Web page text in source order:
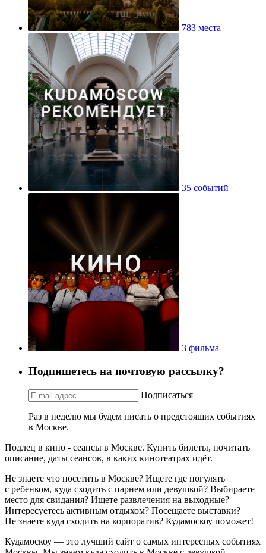
783 места
35 событий
3 фильма
Подпишетесь на почтовую рассылку?
Подписаться
Раз в неделю мы будем писать о предстоящих событиях
в Москве.
Подлец в кино - сеансы в Москве. Купить билеты, почитать
описание, даты сеансов, в каких кинотеатрах идёт.
Не знаете что посетить в Москве? Ищете где погулять
с ребенком, куда сходить с парнем или девушкой? Выбираете
место для свидания? Ищете развлечения на выходные?
Интересуетесь активным отдыхом? Посещаете выставки?
Не знаете куда сходить на корпоратив? Кудамоскоу поможет!
Кудамоскоу — это лучший сайт о самых интересных событиях